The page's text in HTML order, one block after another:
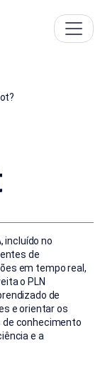
incluído no
de
em tempo real,
o PLN
de
e orientar os
conhecimento
e a